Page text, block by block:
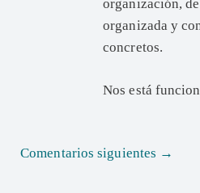
organización,
organizada y
concretos.
Nos está
Comentarios siguientes →